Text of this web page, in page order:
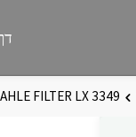
FILTER LX 3349